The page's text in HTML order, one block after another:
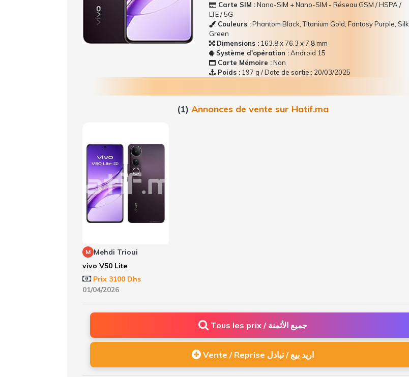
Carte SIM :Nano-SIM + Nano-SIM - Réseau GSM / HSPA /
LTE / 5G
Couleurs :Phantom Black, Titanium Gold, Fantasy Purple, Silk
Green
Dimensions : 163.8 x 76.3 x 7.8 mm
Système d'opération :Android 15
Carte Mémoire :Non
Poids : 197 g / Date de sortie : 20/03/2025
(1) Annonces de vente sur Hatif.ma
M Mehdi Trioui
vivo V50 Lite
Prix 3100 Dhs
01/04/2026
Tous les prix / جميع الأثمنة
Vente / Reprise اريد بيع / تبادل